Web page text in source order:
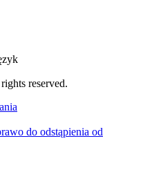
reserved.
do odstąpienia od